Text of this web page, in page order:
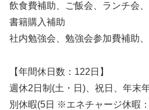
飲食費補助、ご飯会、ランチ会
書籍購入補助
社内勉強会、勉強会参加費補助
【年間休日数：122日】
週休2日制(土・日)、祝日、年末
別休暇(5日 ※エネチャージ休暇